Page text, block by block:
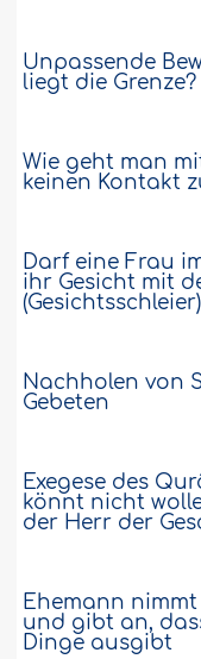
Unpassende
liegt die Grenze?
Wie geht man
keinen Kontakt
Darf eine Frau
ihr Gesicht mit
Nachholen von
Gebeten
Exegese des
könnt nicht
der Herr der
Ehemann
und gibt an,
Dinge ausgibt